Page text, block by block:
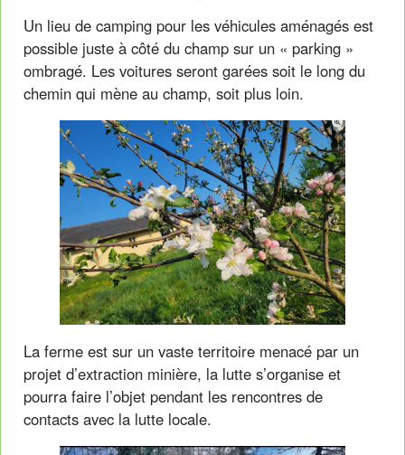
Un lieu de camping pour les véhicules aménagés est
possible juste à côté du champ sur un « parking »
ombragé. Les voitures seront garées soit le long du
chemin qui mène au champ, soit plus loin.
La ferme est sur un vaste territoire menacé par un
projet d’extraction minière, la lutte s’organise et
pourra faire l’objet pendant les rencontres de
contacts avec la lutte locale.